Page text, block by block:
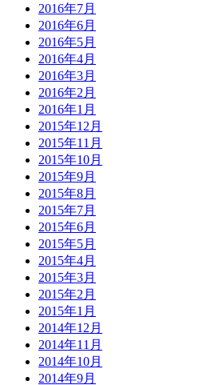
2016年7月
2016年6月
2016年5月
2016年4月
2016年3月
2016年2月
2016年1月
2015年12月
2015年11月
2015年10月
2015年9月
2015年8月
2015年7月
2015年6月
2015年5月
2015年4月
2015年3月
2015年2月
2015年1月
2014年12月
2014年11月
2014年10月
2014年9月